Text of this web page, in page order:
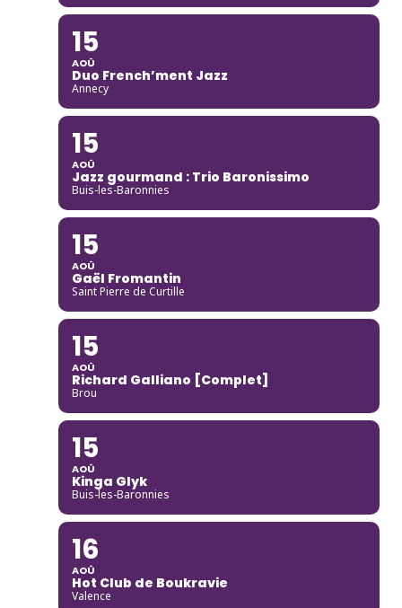
15
AOÛ
Duo French’ment Jazz
Annecy
15
AOÛ
Jazz gourmand : Trio Baronissimo
Buis-les-Baronnies
15
AOÛ
Gaël Fromantin
Saint Pierre de Curtille
15
AOÛ
Richard Galliano [Complet]
Brou
15
AOÛ
Kinga Glyk
Buis-les-Baronnies
16
AOÛ
Hot Club de Boukravie
Valence